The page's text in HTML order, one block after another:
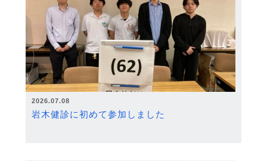
2026.07.08
岩木健診に初めて参加しました